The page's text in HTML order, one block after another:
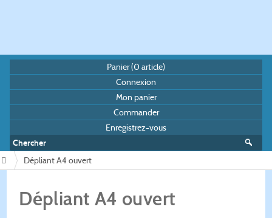
Panier (0 article)
Connexion
Mon panier
Commander
Enregistrez-vous
Dépliant A4 ouvert
Dépliant A4 ouvert